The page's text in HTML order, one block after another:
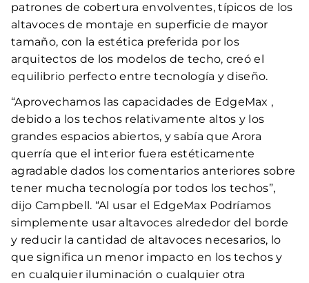
patrones de cobertura envolventes, típicos de los
altavoces de montaje en superficie de mayor
tamaño, con la estética preferida por los
arquitectos de los modelos de techo, creó el
equilibrio perfecto entre tecnología y diseño.
“Aprovechamos las capacidades de EdgeMax ,
debido a los techos relativamente altos y los
grandes espacios abiertos, y sabía que Arora
querría que el interior fuera estéticamente
agradable dados los comentarios anteriores sobre
tener mucha tecnología por todos los techos”,
dijo Campbell. “Al usar el EdgeMax Podríamos
simplemente usar altavoces alrededor del borde
y reducir la cantidad de altavoces necesarios, lo
que significa un menor impacto en los techos y
en cualquier iluminación o cualquier otra